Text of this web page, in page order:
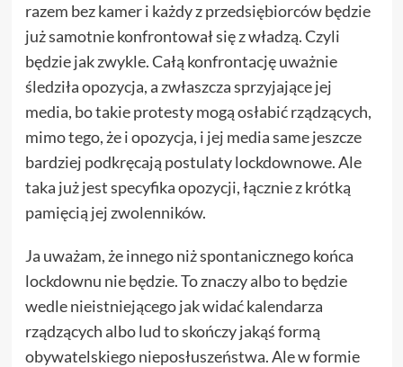
razem bez kamer i każdy z przedsiębiorców będzie
już samotnie konfrontował się z władzą. Czyli
będzie jak zwykle. Całą konfrontację uważnie
śledziła opozycja, a zwłaszcza sprzyjające jej
media, bo takie protesty mogą osłabić rządzących,
mimo tego, że i opozycja, i jej media same jeszcze
bardziej podkręcają postulaty lockdownowe. Ale
taka już jest specyfika opozycji, łącznie z krótką
pamięcią jej zwolenników.
Ja uważam, że innego niż spontanicznego końca
lockdownu nie będzie. To znaczy albo to będzie
wedle nieistniejącego jak widać kalendarza
rządzących albo lud to skończy jakąś formą
obywatelskiego nieposłuszeństwa. Ale w formie